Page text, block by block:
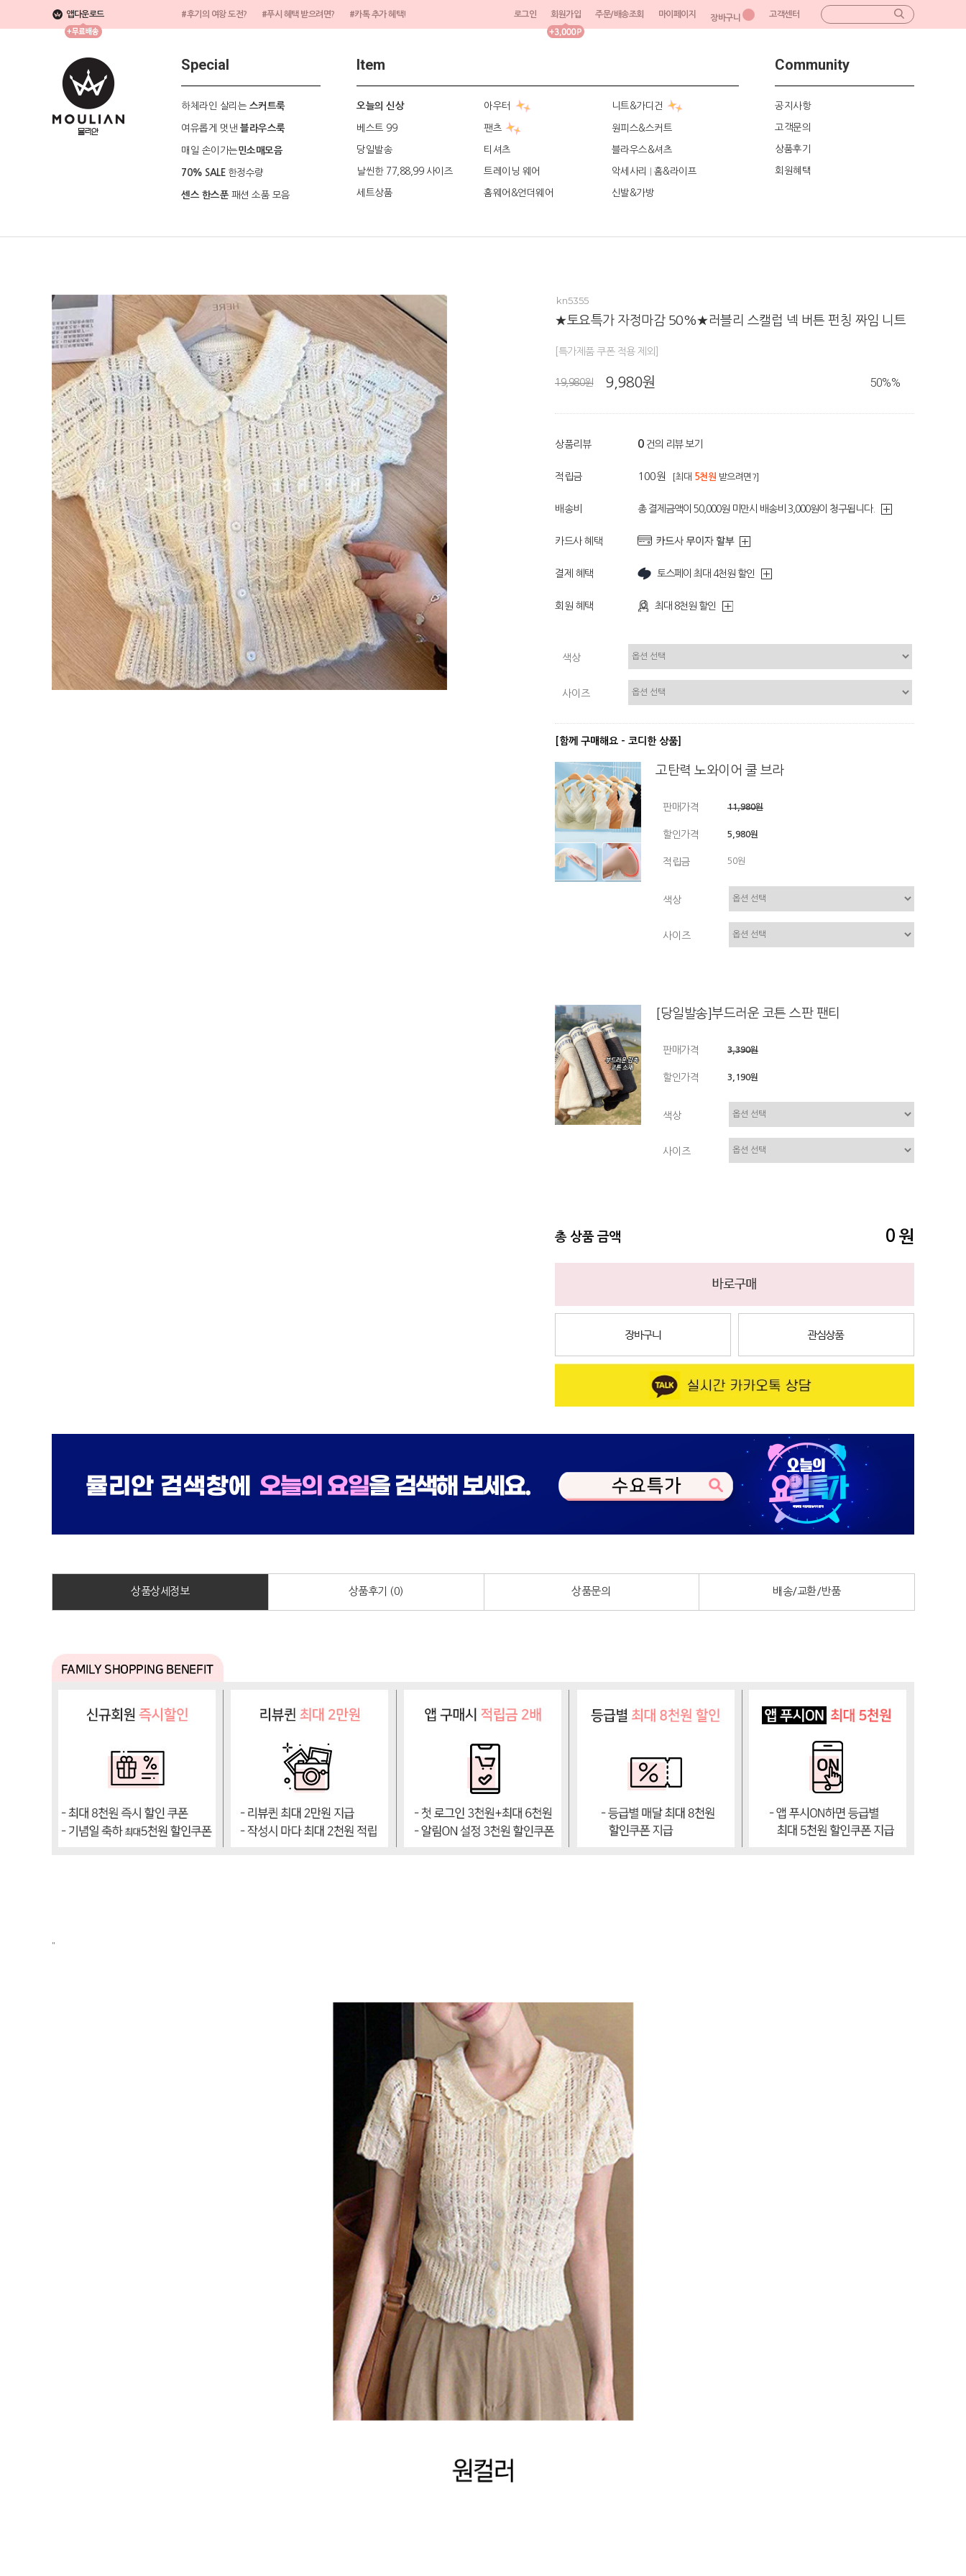
앱다운로드 #후기의 여왕 도전? #푸시 혜택 받으려면? #카톡 추가 혜택! 로그인 회원가입 주문/배송조회 마이페이지 장바구니 고객센터
Special
하체라인 살리는 스커트룩
여유롭게 멋낸 블라우스룩
매일 손이가는민소매모음
70% SALE 한정수량
센스 한스푼패션 소품 모음
Item
오늘의 신상 아우터 니트&가디건
베스트 99 팬츠 원피스&스커트
당일발송 티셔츠 블라우스&셔츠
날씬한 77,88,99 사이즈 트레이닝 웨어 악세사리 홈&라이프
세트상품 홈웨어&언더웨어 신발&가방
Community
공지사항
고객문의
상품후기
회원혜택
kn5355
★토요특가 자정마감 50%★러블리 스캘럽 넥 버튼 펀칭 짜임 니트
[특가제품 쿠폰 적용 제외]
19,980원 9,980원 50%%
상품리뷰 0 건의 리뷰 보기
적립금 100원 [최대 5천원 받으려면?]
배송비 총 결제금액이 50,000원 미만시 배송비 3,000원이 청구됩니다.
카드사 혜택
결제 혜택 토스페이 최대 4천원 할인
회원 혜택 최대 8천원 할인
색상
사이즈
[함께 구매해요 - 코디한 상품]
고탄력 노와이어 쿨 브라
판매가격 11,980원
할인가격 5,980원
적립금 50원
색상
사이즈
[당일발송]부드러운 코튼 스판 팬티
판매가격 3,390원
할인가격 3,190원
색상
사이즈
총 상품 금액 0 원
상품상세정보 상품후기 (0) 상품문의 배송/교환/반품
"